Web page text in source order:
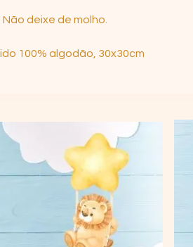
deixe de molho.
100% algodão, 30x30cm